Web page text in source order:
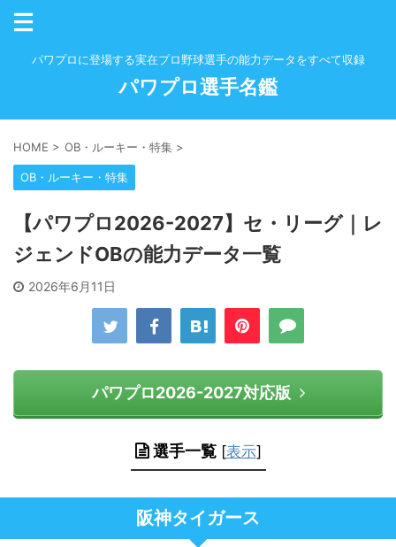
パワプロに登場する実在プロ野球選手の能力データをすべて収録
パワプロ選手名鑑
HOME > OB・ルーキー・特集 >
OB・ルーキー・特集
【パワプロ2026-2027】セ・リーグ｜レ
ジェンドOBの能力データ一覧
2026年6月11日
パワプロ2026-2027対応版
選手一覧 [表示]
阪神タイガース